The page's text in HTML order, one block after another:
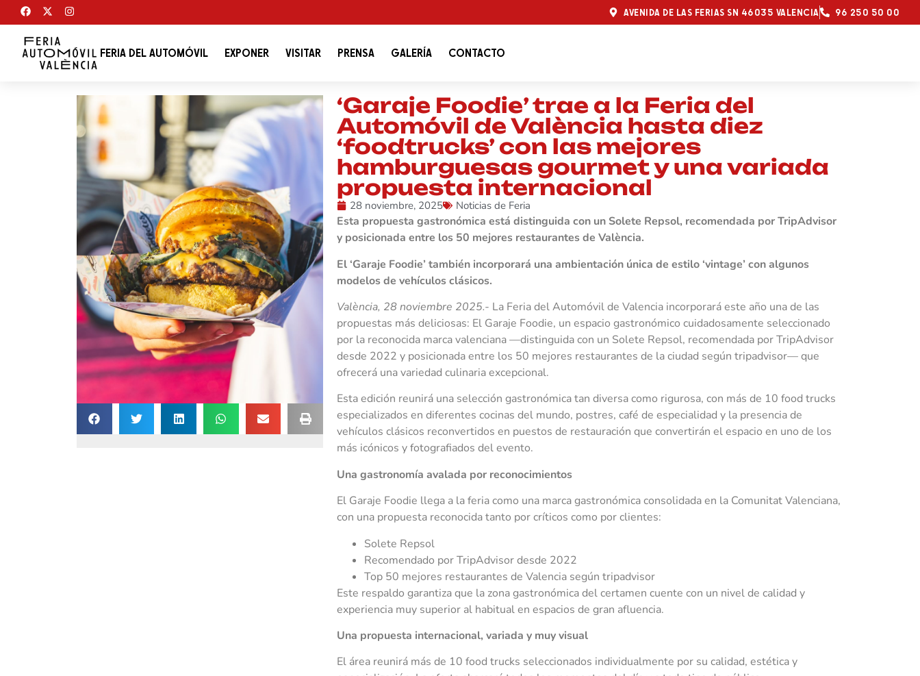
AVENIDA DE LAS FERIAS SN 46035 VALENCIA 96 250 50 00
FERIA DEL AUTOMÓVIL EXPONER VISITAR PRENSA GALERÍA CONTACTO
‘Garaje Foodie’ trae a la Feria del
Automóvil de València hasta diez
‘foodtrucks’ con las mejores
hamburguesas gourmet y una variada
propuesta internacional
28 noviembre, 2025 Noticias de Feria
Esta propuesta gastronómica está distinguida con un Solete Repsol, recomendada por TripAdvisor
y posicionada entre los 50 mejores restaurantes de València.
El ‘Garaje Foodie’ también incorporará una ambientación única de estilo ‘vintage’ con algunos
modelos de vehículos clásicos.
València, 28 noviembre 2025.- La Feria del Automóvil de Valencia incorporará este año una de las
propuestas más deliciosas: El Garaje Foodie, un espacio gastronómico cuidadosamente seleccionado
por la reconocida marca valenciana —distinguida con un Solete Repsol, recomendada por TripAdvisor
desde 2022 y posicionada entre los 50 mejores restaurantes de la ciudad según tripadvisor— que
ofrecerá una variedad culinaria excepcional.
Esta edición reunirá una selección gastronómica tan diversa como rigurosa, con más de 10 food trucks
especializados en diferentes cocinas del mundo, postres, café de especialidad y la presencia de
vehículos clásicos reconvertidos en puestos de restauración que convertirán el espacio en uno de los
más icónicos y fotografiados del evento.
Una gastronomía avalada por reconocimientos
El Garaje Foodie llega a la feria como una marca gastronómica consolidada en la Comunitat Valenciana,
con una propuesta reconocida tanto por críticos como por clientes:
Solete Repsol
Recomendado por TripAdvisor desde 2022
Top 50 mejores restaurantes de Valencia según tripadvisor
Este respaldo garantiza que la zona gastronómica del certamen cuente con un nivel de calidad y
experiencia muy superior al habitual en espacios de gran afluencia.
Una propuesta internacional, variada y muy visual
El área reunirá más de 10 food trucks seleccionados individualmente por su calidad, estética y